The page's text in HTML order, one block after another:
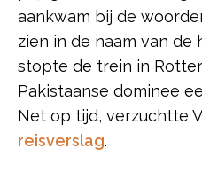
aankwam bij de
zien in de naam van de
stopte de trein in
Pakistaanse dominee
Net op tijd, verzuchtte
reisverslag.